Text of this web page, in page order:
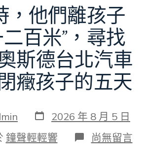
，他們離孩子
百米”，尋找
斯德台北汽車
癥孩子的五天
發
表
日
期
2026 年 8 月 5 日
鐘聲輕輕響 在
〈“比
尚無留言